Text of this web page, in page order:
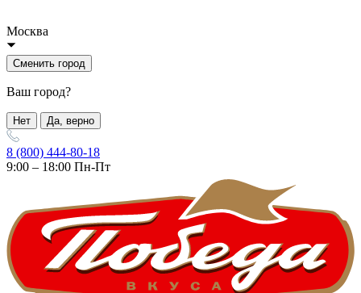
Москва
Сменить город
Ваш город?
Нет Да, верно
8 (800) 444-80-18
9:00 – 18:00 Пн-Пт